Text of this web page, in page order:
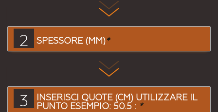
2 SPESSORE (MM)*
3
INSERISCI QUOTE (CM) UTILIZZARE IL
PUNTO ESEMPIO: 50.5 : *